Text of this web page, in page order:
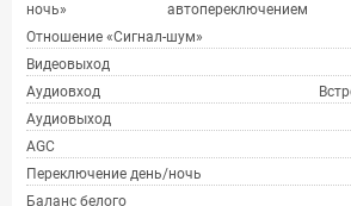
ночь»
автопереключением
Отношение «Сигнал-шум»
Видеовыход
Аудиовход
Аудиовыход
AGC
Переключение день/ночь
Баланс белого